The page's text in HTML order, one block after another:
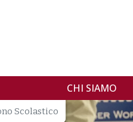
CHI SIAMO
Scolastico